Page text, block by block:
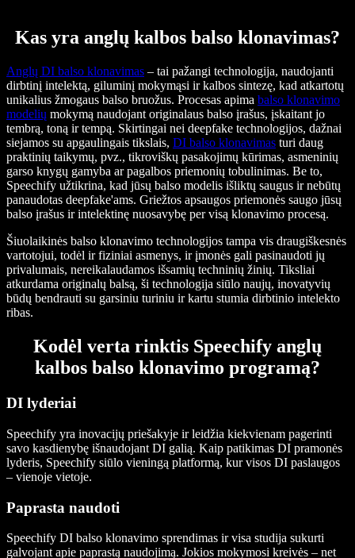
Kas yra anglų kalbos balso klonavimas?
Anglų DI balso klonavimas – tai pažangi technologija, naudojanti
dirbtinį intelektą, giluminį mokymąsi ir kalbos sintezę, kad atkartotų
unikalius žmogaus balso bruožus. Procesas apima balso klonavimo
modelių mokymą naudojant originalaus balso įrašus, įskaitant jo
tembrą, toną ir tempą. Skirtingai nei deepfake technologijos, dažnai
siejamos su apgaulingais tikslais, DI balso klonavimas turi daug
praktinių taikymų, pvz., tikroviškų pasakojimų kūrimas, asmeninių
garso knygų gamyba ar pagalbos priemonių tobulinimas. Be to,
Speechify užtikrina, kad jūsų balso modelis išliktų saugus ir nebūtų
panaudotas deepfake'ams. Griežtos apsaugos priemonės saugo jūsų
balso įrašus ir intelektinę nuosavybę per visą klonavimo procesą.
Šiuolaikinės balso klonavimo technologijos tampa vis draugiškesnės
vartotojui, todėl ir fiziniai asmenys, ir įmonės gali pasinaudoti jų
privalumais, nereikalaudamos išsamių techninių žinių. Tiksliai
atkurdama originalų balsą, ši technologija siūlo naujų, inovatyvių
būdų bendrauti su garsiniu turiniu ir kartu stumia dirbtinio intelekto
ribas.
Kodėl verta rinktis Speechify anglų
kalbos balso klonavimo programą?
DI lyderiai
Speechify yra inovacijų priešakyje ir leidžia kiekvienam pagerinti
savo kasdienybę išnaudojant DI galią. Kaip patikimas DI pramonės
lyderis, Speechify siūlo vieningą platformą, kur visos DI paslaugos
– vienoje vietoje.
Paprasta naudoti
Speechify DI balso klonavimo sprendimas ir visa studija sukurti
galvojant apie paprastą naudojimą. Jokios mokymosi kreivės – net